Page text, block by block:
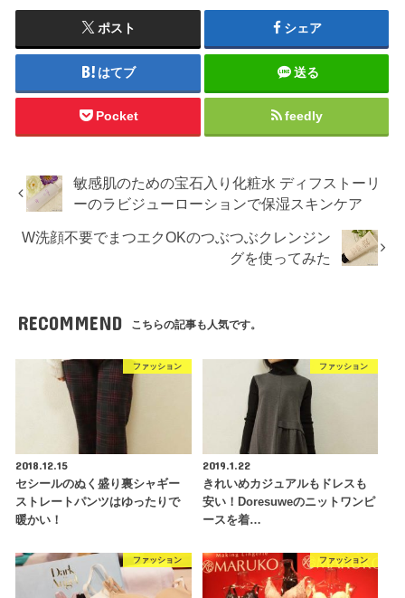
ポスト シェア
はてブ 送る
Pocket feedly
敏感肌のための宝石入り化粧水 ディフストーリ
ーのラビジューローションで保湿スキンケア
W洗顔不要でまつエクOKのつぶつぶクレンジン
グを使ってみた
RECOMMEND こちらの記事も人気です。
ファッション
2018.12.15
セシールのぬく盛り裏シャギー
ストレートパンツはゆったりで
暖かい！
ファッション
2019.1.22
きれいめカジュアルもドレスも
安い！Doresuweのニットワンピ
ースを着…
ファッション ファッション